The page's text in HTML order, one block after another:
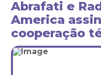
Abrafati e
America
cooperação